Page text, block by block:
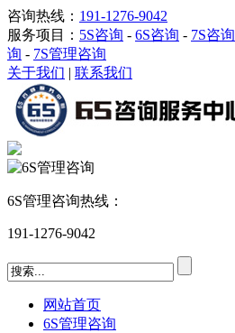
咨询热线： 191-1276-9042
服务项目： 5S咨询 - 6S咨询 - 7S咨询
询 - 7S管理咨询
关于我们 | 联系我们
6S管理咨询热线：
191-1276-9042
网站首页
6S管理咨询